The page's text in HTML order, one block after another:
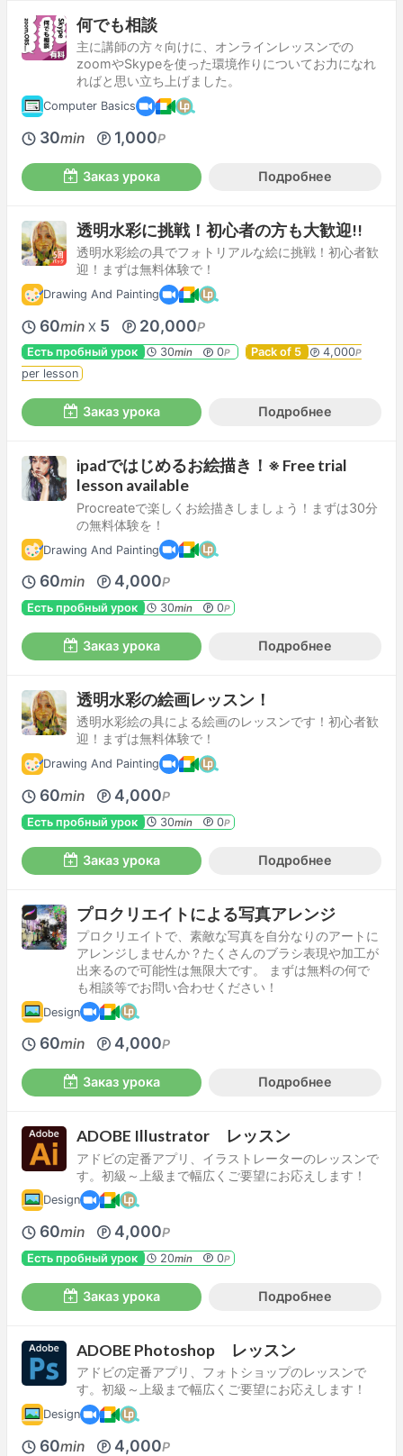
何でも相談
主に講師の方々向けに、オンラインレッスンでの
zoomやSkypeを使った環境作りについてお力になれ
ればと思い立ち上げました。
Computer Basics
30min 1,000P
Заказ урока Подробнее
透明水彩に挑戦！初心者の方も大歓迎!!
透明水彩絵の具でフォトリアルな絵に挑戦！初心者歓
迎！まずは無料体験で！
Drawing And Painting
60min X 5 20,000P
Есть пробный урок 30min 0P Pack of 5 4,000P
per lesson
Заказ урока Подробнее
ipadではじめるお絵描き！※ Free trial
lesson available
Procreateで楽しくお絵描きしましょう！まずは30分
の無料体験を！
Drawing And Painting
60min 4,000P
Есть пробный урок 30min 0P
Заказ урока Подробнее
透明水彩の絵画レッスン！
透明水彩絵の具による絵画のレッスンです！初心者歓
迎！まずは無料体験で！
Drawing And Painting
60min 4,000P
Есть пробный урок 30min 0P
Заказ урока Подробнее
プロクリエイトによる写真アレンジ
プロクリエイトで、素敵な写真を自分なりのアートに
アレンジしませんか？たくさんのブラシ表現や加工が
出来るので可能性は無限大です。 まずは無料の何で
も相談等でお問い合わせください！
Design
60min 4,000P
Заказ урока Подробнее
ADOBE Illustrator レッスン
アドビの定番アプリ、イラストレーターのレッスンで
す。初級～上級まで幅広くご要望にお応えします！
Design
60min 4,000P
Есть пробный урок 20min 0P
Заказ урока Подробнее
ADOBE Photoshop レッスン
アドビの定番アプリ、フォトショップのレッスンで
す。初級～上級まで幅広くご要望にお応えします！
Design
60min 4,000P